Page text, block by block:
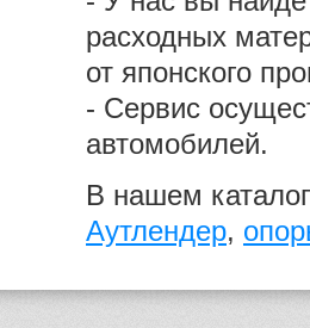
расходных
от японского
- Сервис
автомобилей.
В нашем
Аутлендер,